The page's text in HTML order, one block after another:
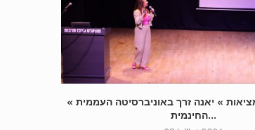
« בהירות יוצרת מציאות » יאנה זרך באוניברסיטה העממית
החינמית...